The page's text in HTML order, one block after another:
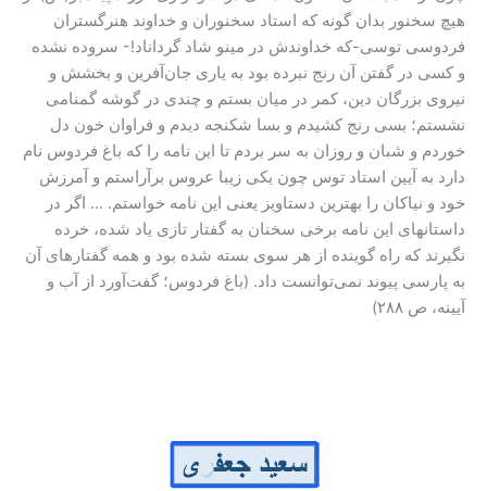
هیچ سخنور بدان گونه که استاد سخنوران و خداوند هنرگستران
فردوسی توسی-که خداوندش در مینو شاد گرداناد!- سروده نشده
و کسی در گفتن آن رنج نبرده بود به یاری جان‌آفرین و بخشش و
نیروی بزرگان دین، کمر در میان بستم و چندی در گوشه گمنامی
نشستم؛ بسی رنج کشیدم و بسا شکنجه دیدم و فراوان خون دل
خوردم و شبان و روزان به سر بردم تا این نامه را که باغ فردوس نام
دارد به آیین استاد توس چون یکی زیبا عروس برآراستم و آمرزش
خود و نیاکان را بهترین دستاویز یعنی این نامه خواستم. … اگر در
داستانهای این نامه برخی سخنان به گفتار تازی یاد شده، خرده
نگیرند که راه گوینده از هر سوی بسته شده بود و همه گفتارهای آن
به پارسی پیوند نمی‌توانست داد. (باغ فردوس؛ گفت‌آورد از آب و
آیینه، ص ۲۸۸)